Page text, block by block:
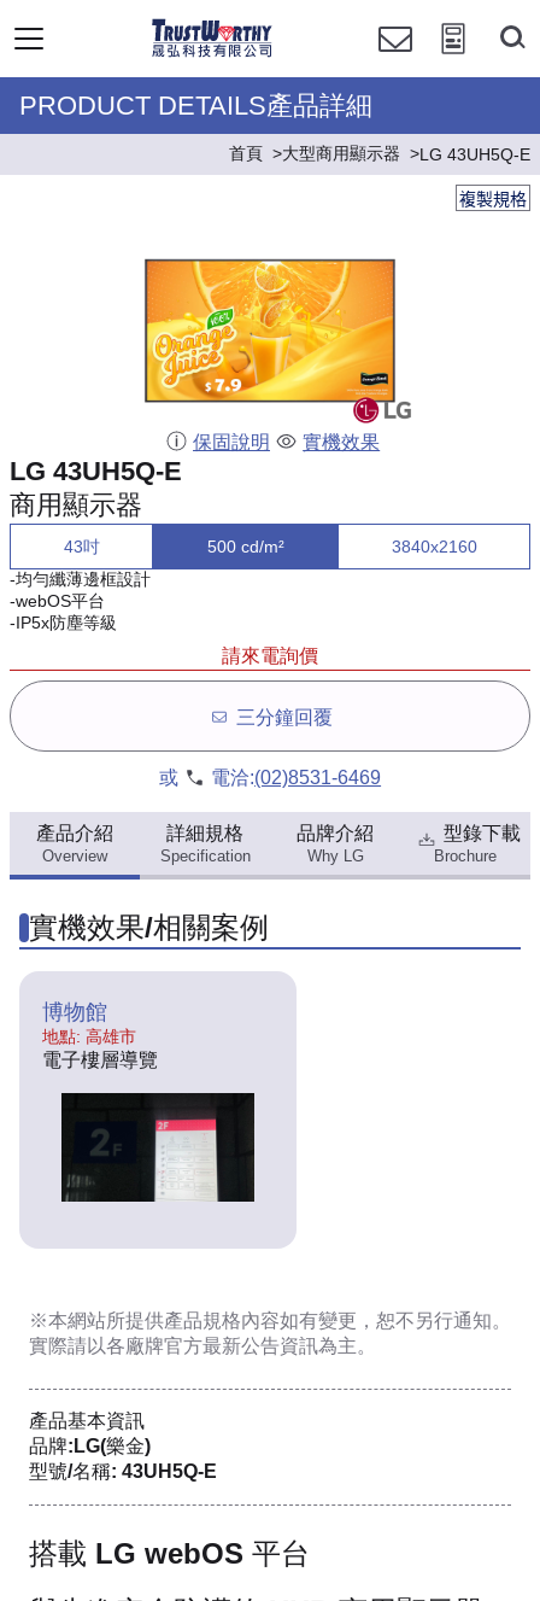
PRODUCT DETAILS產品詳細
首頁 大型商用顯示器 LG 43UH5Q-E
複製規格
保固說明 實機效果
LG 43UH5Q-E
商用顯示器
43吋 500 cd/m²
3840x2160
-均勻纖薄邊框設計
-webOS平台
-IP5x防塵等級
請來電詢價
三分鐘回覆
或 電洽:(02)8531-6469
產品介紹
Overview
詳細規格
Specification
品牌介紹
Why LG
型錄下載
Brochure
實機效果/相關案例
博物館
地點: 高雄市
電子樓層導覽
※本網站所提供產品規格內容如有變更，恕不另行通知。
實際請以各廠牌官方最新公告資訊為主。
產品基本資訊
品牌:LG(樂金)
型號/名稱: 43UH5Q-E
搭載 LG webOS 平台